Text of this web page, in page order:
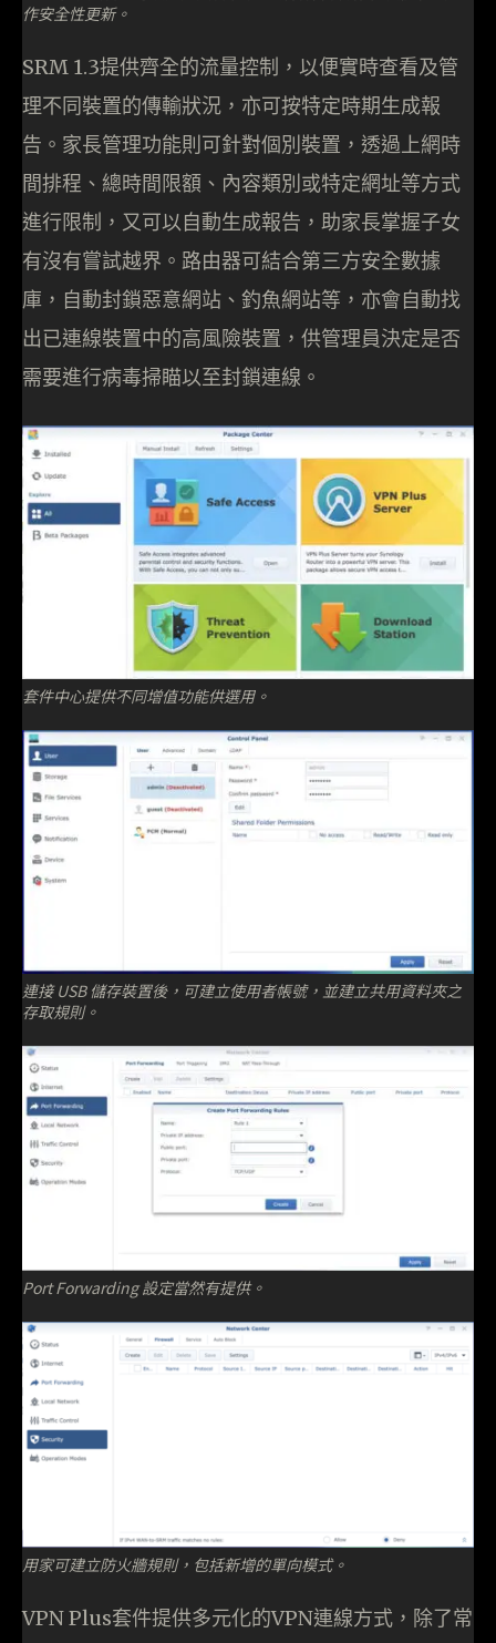
作安全性更新。
SRM 1.3提供齊全的流量控制，以便實時查看及管
理不同裝置的傳輸狀況，亦可按特定時期生成報
告。家長管理功能則可針對個別裝置，透過上網時
間排程、總時間限額、內容類別或特定網址等方式
進行限制，又可以自動生成報告，助家長掌握子女
有沒有嘗試越界。路由器可結合第三方安全數據
庫，自動封鎖惡意網站、釣魚網站等，亦會自動找
出已連線裝置中的高風險裝置，供管理員決定是否
需要進行病毒掃瞄以至封鎖連線。
套件中心提供不同增值功能供選用。
連接 USB 儲存裝置後，可建立使用者帳號，並建立共用資料夾之
存取規則。
Port Forwarding 設定當然有提供。
用家可建立防火牆規則，包括新增的單向模式。
VPN Plus套件提供多元化的VPN連線方式，除了常